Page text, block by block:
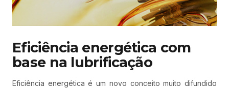
Eficiência energética com
base na lubrificação
Eficiência energética é um novo conceito muito difundido